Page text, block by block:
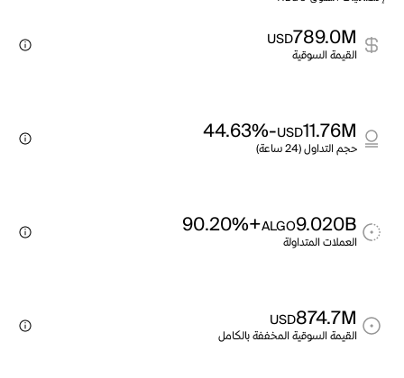
789.0M
USD
القيمة السوقية
11.76M
USD
-44.63%
حجم التداول (24 ساعة)
9.020B
ALGO
+90.20%
العملات المتداولة
874.7M
USD
القيمة السوقية المخففة بالكامل